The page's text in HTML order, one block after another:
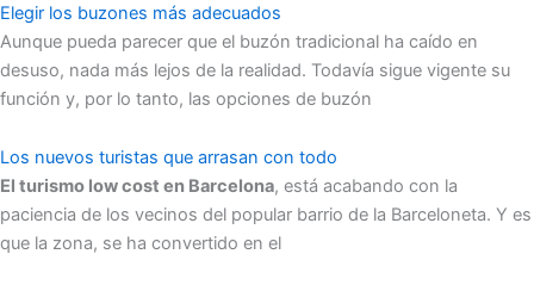
Elegir los buzones más adecuados
Aunque pueda parecer que el buzón tradicional ha caído en
desuso, nada más lejos de la realidad. Todavía sigue vigente su
función y, por lo tanto, las opciones de buzón
Los nuevos turistas que arrasan con todo
El turismo low cost en Barcelona, está acabando con la
paciencia de los vecinos del popular barrio de la Barceloneta. Y es
que la zona, se ha convertido en el